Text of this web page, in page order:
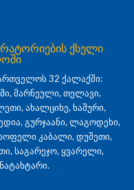
ქსელი
32 ქალაქში:
მარნეული, თელავი,
ახალციხე, ხაშური,
გურჯაანი, ლაგოდეხი,
კაბალი, დუშეთი,
საგარეჯო, ყვარელი,